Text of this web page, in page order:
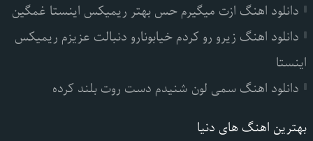
دانلود اهنگ ازت میگیرم حس بهتر ریمیکس اینستا غمگین
دانلود اهنگ زیرو رو کردم خیابونارو دنبالت عزیزم ریمیکس
اینستا
دانلود اهنگ سمی لون شنیدم دست روت بلند کرده
بهترین اهنگ های دنیا